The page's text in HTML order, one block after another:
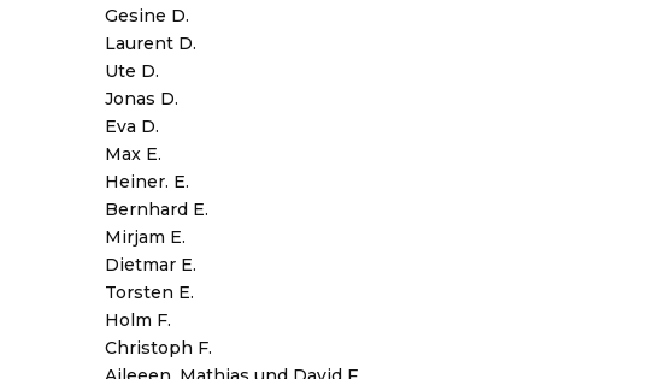
Gesine D.
Laurent D.
Ute D.
Jonas D.
Eva D.
Max E.
Heiner. E.
Bernhard E.
Mirjam E.
Dietmar E.
Torsten E.
Holm F.
Christoph F.